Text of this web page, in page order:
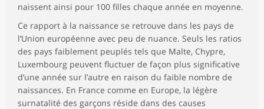
naissent ainsi pour 100 filles chaque année en moyenne.
Ce rapport à la naissance se retrouve dans les pays de
l’Union européenne avec peu de nuance. Seuls les ratios
des pays faiblement peuplés tels que Malte, Chypre,
Luxembourg peuvent fluctuer de façon plus significative
d’une année sur l’autre en raison du faible nombre de
naissances. En France comme en Europe, la légère
surnatalité des garçons réside dans des causes